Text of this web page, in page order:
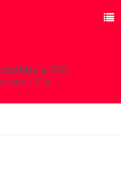
Media, SEO,
con TIC´s